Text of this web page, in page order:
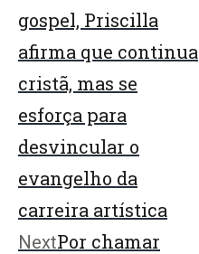
gospel, Priscilla
afirma que continua
cristã, mas se
esforça para
desvincular o
evangelho da
carreira artística
NextPor chamar